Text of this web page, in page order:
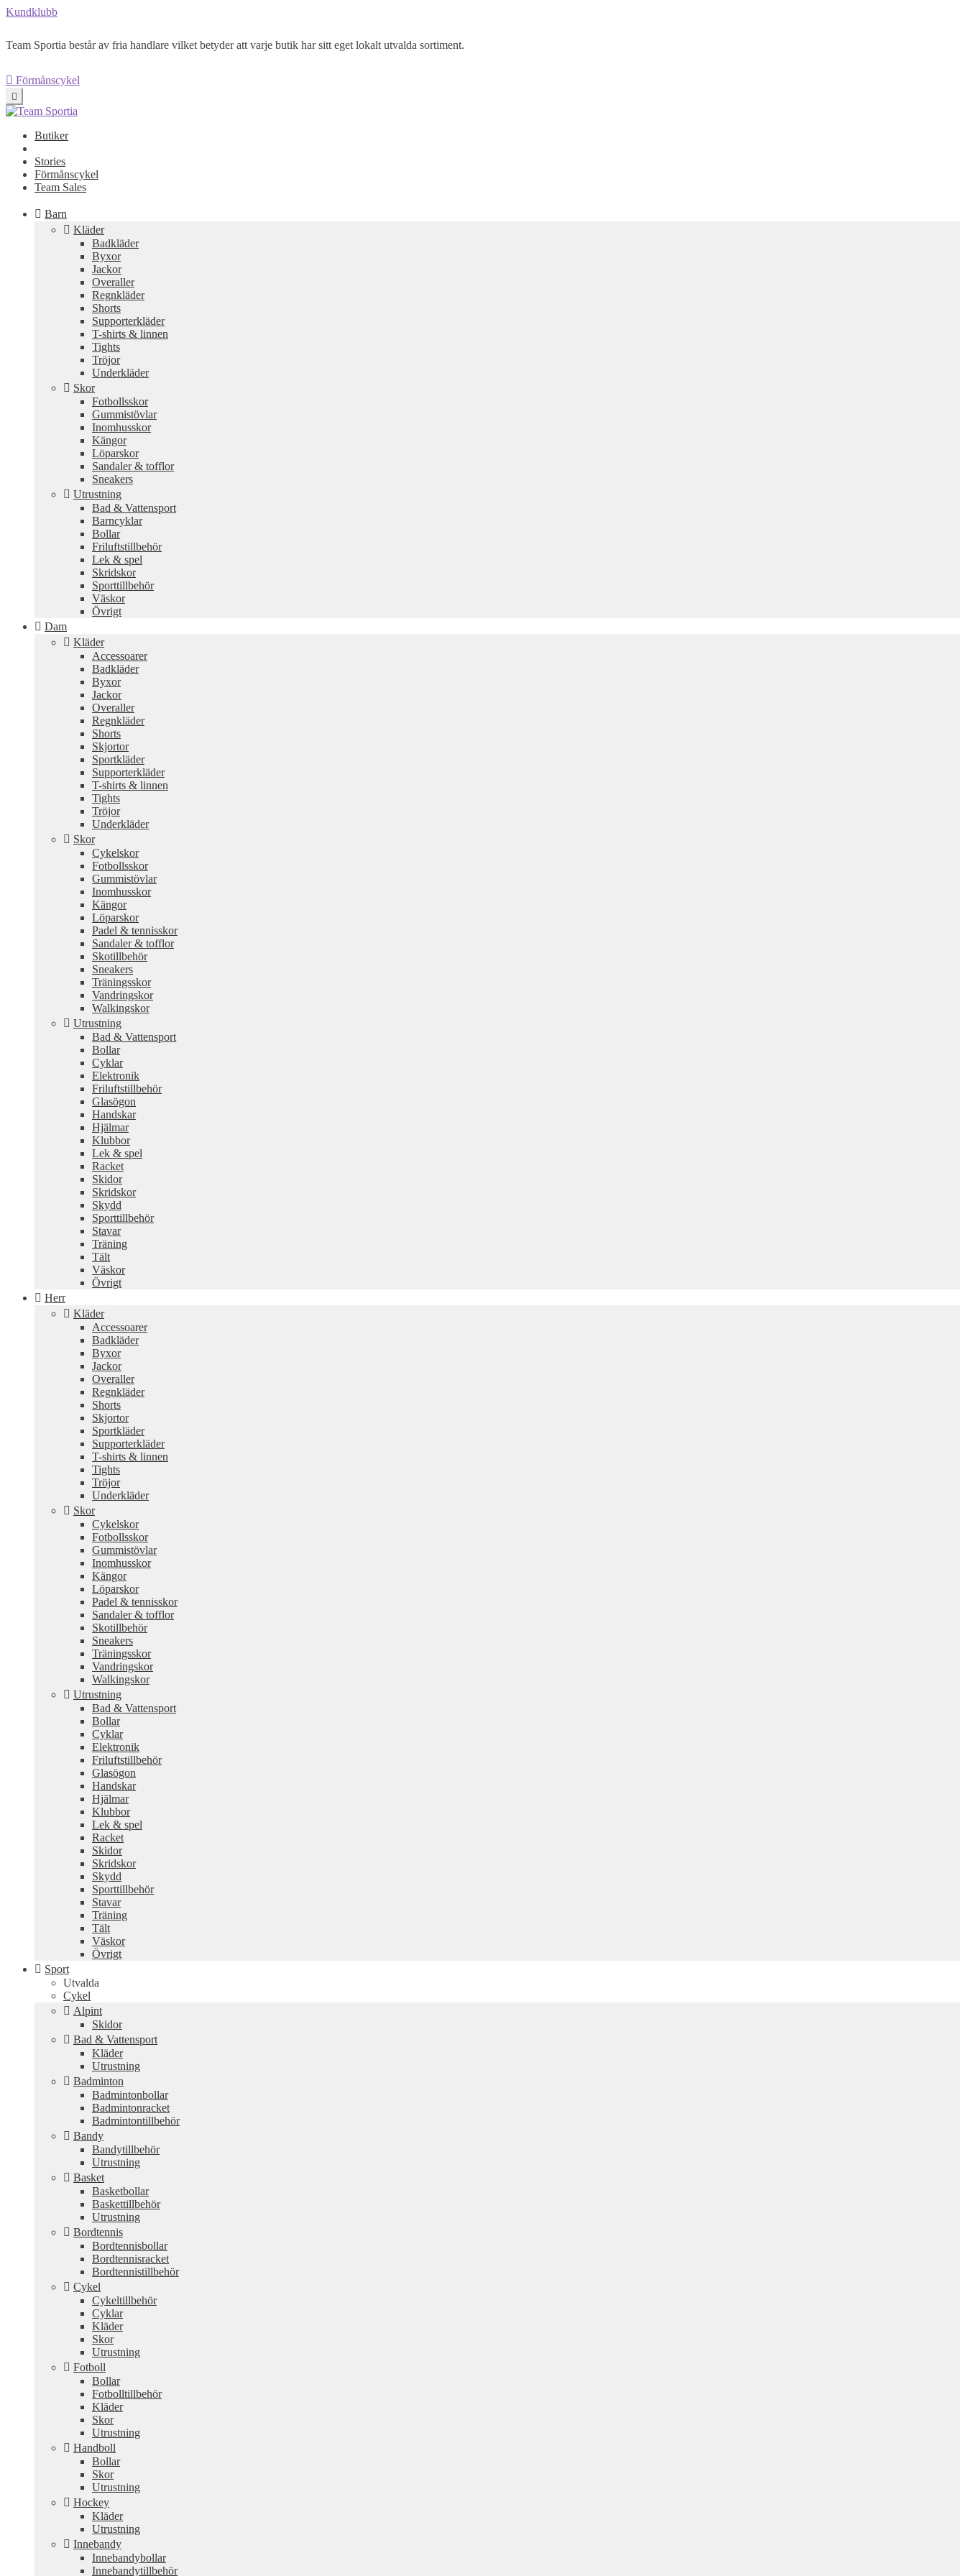
Kundklubb
Team Sportia består av fria handlare vilket betyder att varje butik har sitt eget lokalt utvalda sortiment.
Förmånscykel
Butiker
Stories
Förmånscykel
Team Sales
Barn
Kläder
Badkläder
Byxor
Jackor
Overaller
Regnkläder
Shorts
Supporterkläder
T-shirts & linnen
Tights
Tröjor
Underkläder
Skor
Fotbollsskor
Gummistövlar
Inomhusskor
Kängor
Löparskor
Sandaler & tofflor
Sneakers
Utrustning
Bad & Vattensport
Barncyklar
Bollar
Friluftstillbehör
Lek & spel
Skridskor
Sporttillbehör
Väskor
Övrigt
Dam
Kläder
Accessoarer
Badkläder
Byxor
Jackor
Overaller
Regnkläder
Shorts
Skjortor
Sportkläder
Supporterkläder
T-shirts & linnen
Tights
Tröjor
Underkläder
Skor
Cykelskor
Fotbollsskor
Gummistövlar
Inomhusskor
Kängor
Löparskor
Padel & tennisskor
Sandaler & tofflor
Skotillbehör
Sneakers
Träningsskor
Vandringskor
Walkingskor
Utrustning
Bad & Vattensport
Bollar
Cyklar
Elektronik
Friluftstillbehör
Glasögon
Handskar
Hjälmar
Klubbor
Lek & spel
Racket
Skidor
Skridskor
Skydd
Sporttillbehör
Stavar
Träning
Tält
Väskor
Övrigt
Herr
Kläder
Accessoarer
Badkläder
Byxor
Jackor
Overaller
Regnkläder
Shorts
Skjortor
Sportkläder
Supporterkläder
T-shirts & linnen
Tights
Tröjor
Underkläder
Skor
Cykelskor
Fotbollsskor
Gummistövlar
Inomhusskor
Kängor
Löparskor
Padel & tennisskor
Sandaler & tofflor
Skotillbehör
Sneakers
Träningsskor
Vandringskor
Walkingskor
Utrustning
Bad & Vattensport
Bollar
Cyklar
Elektronik
Friluftstillbehör
Glasögon
Handskar
Hjälmar
Klubbor
Lek & spel
Racket
Skidor
Skridskor
Skydd
Sporttillbehör
Stavar
Träning
Tält
Väskor
Övrigt
Sport
Utvalda
Cykel
Alpint
Skidor
Bad & Vattensport
Kläder
Utrustning
Badminton
Badmintonbollar
Badmintonracket
Badmintontillbehör
Bandy
Bandytillbehör
Utrustning
Basket
Basketbollar
Baskettillbehör
Utrustning
Bordtennis
Bordtennisbollar
Bordtennisracket
Bordtennistillbehör
Cykel
Cykeltillbehör
Cyklar
Kläder
Skor
Utrustning
Fotboll
Bollar
Fotbolltillbehör
Kläder
Skor
Utrustning
Handboll
Bollar
Skor
Utrustning
Hockey
Kläder
Utrustning
Innebandy
Innebandybollar
Innebandytillbehör